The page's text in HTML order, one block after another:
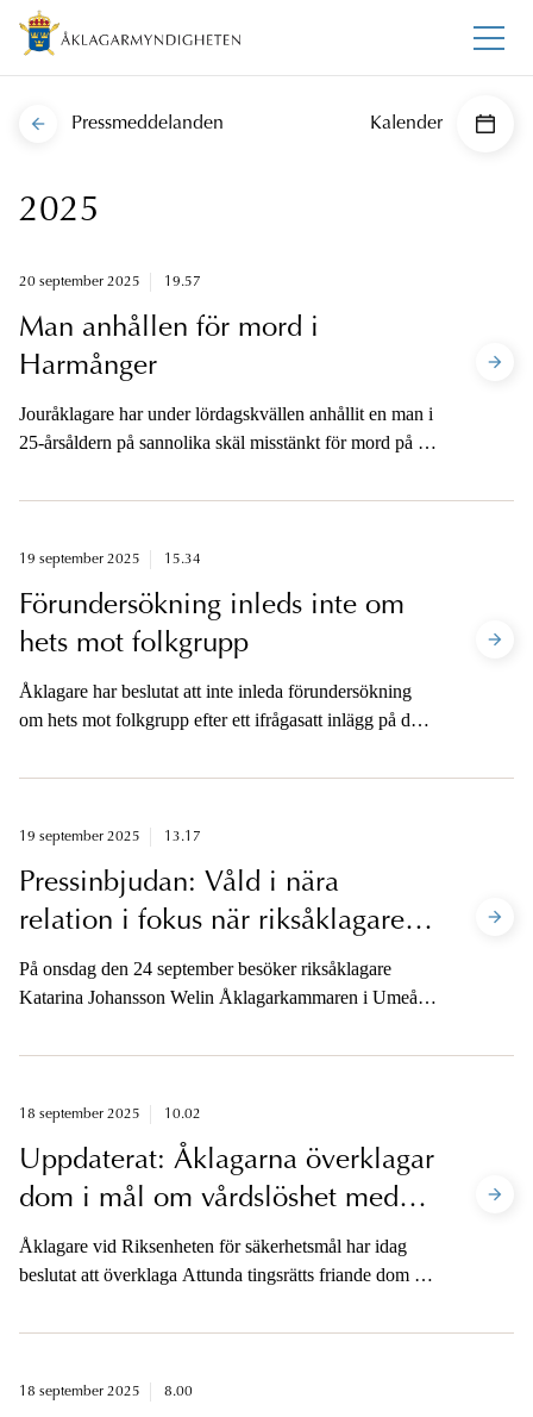
Pressmeddelanden Kalender
2025
20 september 2025 19.57
Man anhållen för mord i
Harmånger
Jouråklagare har under lördagskvällen anhållit en man i
25-årsåldern på sannolika skäl misstänkt för mord på en
kommun.
19 september 2025 15.34
Förundersökning inleds inte om
hets mot folkgrupp
Åklagare har beslutat att inte inleda förundersökning
om hets mot folkgrupp efter ett ifrågasatt inlägg på den
utanför en skola i Stockholm den 15 september.
19 september 2025 13.17
Pressinbjudan: Våld i nära
relation i fokus när riksåklagaren
besöker Umeå
På onsdag den 24 september besöker riksåklagare
Katarina Johansson Welin Åklagarkammaren i Umeå.
att lagföra relationsbrott och brott mot barn. I samband
18 september 2025 10.02
Uppdaterat: Åklagarna överklagar
dom i mål om vårdslöshet med
hemlig uppgift
Åklagare vid Riksenheten för säkerhetsmål har idag
beslutat att överklaga Attunda tingsrätts friande dom i
regeringskansliet åtalats för vårdslöshet med hemlig
18 september 2025 8.00